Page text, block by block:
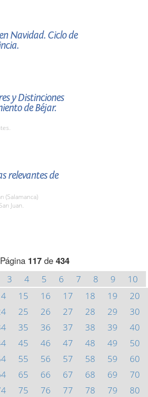
Navidad. Ciclo de
y Distinciones
de Béjar.
relevantes de
(Salamanca)
Juan.
Página 117de 434
3 4 5 6 7 8 9
10
15 16 17 18 19
20
25 26 27 28 29
30
35 36 37 38 39
40
45 46 47 48 49
50
55 56 57 58 59
60
65 66 67 68 69
70
75 76 77 78 79
80